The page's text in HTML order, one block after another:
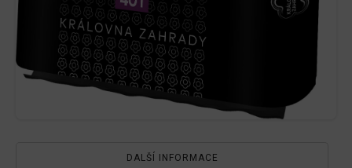
DALŠÍ INFORMACE